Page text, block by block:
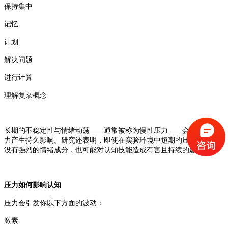
保持集中
记忆
计划
解决问题
进行计算
理解复杂概念
长期的不稳定性与情绪动荡——通常被称为慢性压力——会对认知能
力产生持久影响。研究还表明，即使在实验环境中短期的压力，即便
没有强烈的情绪成分，也可能对认知技能造成有害且持续的影响。
压力如何影响认知
压力会引发你以下方面的波动：
激素